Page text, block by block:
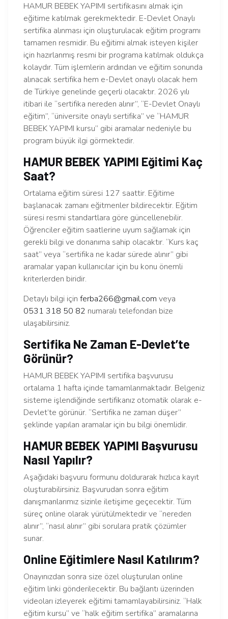
HAMUR BEBEK YAPIMI sertifikasını almak için
eğitime katılmak gerekmektedir. E-Devlet Onaylı
sertifika alınması için oluşturulacak eğitim programı
tamamen resmidir. Bu eğitimi almak isteyen kişiler
için hazırlanmış resmi bir programa katılmak oldukça
kolaydır. Tüm işlemlerin ardından ve eğitim sonunda
alınacak sertifika hem e-Devlet onaylı olacak hem
de Türkiye genelinde geçerli olacaktır. 2026 yılı
itibari ile “sertifika nereden alınır”, “E-Devlet Onaylı
eğitim”, “üniversite onaylı sertifika” ve “HAMUR
BEBEK YAPIMI kursu” gibi aramalar nedeniyle bu
program büyük ilgi görmektedir.
HAMUR BEBEK YAPIMI Eğitimi Kaç
Saat?
Ortalama eğitim süresi 127 saattir. Eğitime
başlanacak zamanı eğitmenler bildirecektir. Eğitim
süresi resmi standartlara göre güncellenebilir.
Öğrenciler eğitim saatlerine uyum sağlamak için
gerekli bilgi ve donanıma sahip olacaktır. “Kurs kaç
saat” veya “sertifika ne kadar sürede alınır” gibi
aramalar yapan kullanıcılar için bu konu önemli
kriterlerden biridir.
Detaylı bilgi için ferba266@gmail.com veya
0531 318 50 82 numaralı telefondan bize
ulaşabilirsiniz.
Sertifika Ne Zaman E-Devlet’te
Görünür?
HAMUR BEBEK YAPIMI sertifika başvurusu
ortalama 1 hafta içinde tamamlanmaktadır. Belgeniz
sisteme işlendiğinde sertifikanız otomatik olarak e-
Devlet’te görünür. “Sertifika ne zaman düşer”
şeklinde yapılan aramalar için bu bilgi önemlidir.
HAMUR BEBEK YAPIMI Başvurusu
Nasıl Yapılır?
Aşağıdaki başvuru formunu doldurarak hızlıca kayıt
oluşturabilirsiniz. Başvurudan sonra eğitim
danışmanlarımız sizinle iletişime geçecektir. Tüm
süreç online olarak yürütülmektedir ve “nereden
alınır”, “nasıl alınır” gibi sorulara pratik çözümler
sunar.
Online Eğitimlere Nasıl Katılırım?
Onayınızdan sonra size özel oluşturulan online
eğitim linki gönderilecektir. Bu bağlantı üzerinden
videoları izleyerek eğitimi tamamlayabilirsiniz. “Halk
eğitim kursu” ve “halk eğitim sertifika” aramalarına